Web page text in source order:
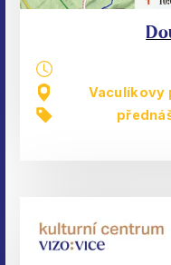
Vaculíkovy